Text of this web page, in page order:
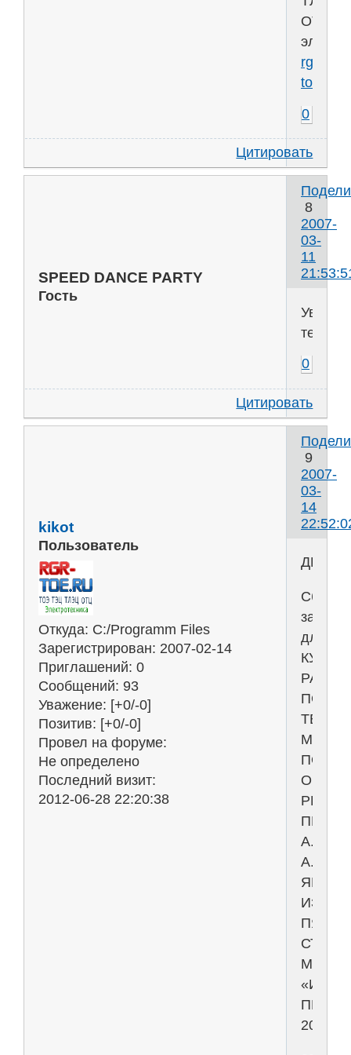
ОТЦ
rgr-
toe.ru
0
Цитировать
8
2007-
03-
11
SPEED DANCE PARTY
Гость
тебе!
0
Цитировать
9
2007-
03-
14
kikot
Пользователь
Откуда: C:/Programm Files
Зарегистрирован: 2007-02-14
Приглашений: 0
Сообщений: 93
Уважение: [+0/-0]
Позитив: [+0/-0]
Провел на форуме:
Не определено
Последний визит:
2012-06-28 22:20:38
для
РАБОТ
ПО
ПОД
ПРОФ.
А.
А.
2006